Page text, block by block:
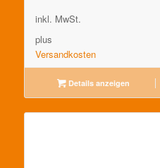
inkl. MwSt.
plus
Versandkosten
Details anzeigen